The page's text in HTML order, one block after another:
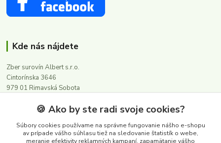
Kde nás nájdete
Zber surovín Albert s.r.o.
Cintorínska 3646
979 01 Rimavská Sobota
Kontakty
🍪 Ako by ste radi svoje cookies?
Súbory cookies používame na správne fungovanie nášho e-shopu
av prípade vášho súhlasu tiež na sledovanie štatistík o webe,
meranie efektivity reklamných kampaní, zapamätanie vášho